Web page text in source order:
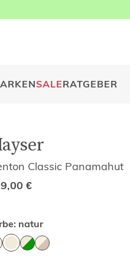
SALERATGEBER
Classic Panamahut
€
natur